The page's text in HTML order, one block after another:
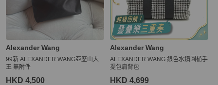
Alexander Wang
99新 ALEXANDER WANG亞歷山大
王 無附件
HKD 4,500
Alexander Wang
ALEXANDER WANG 銀色水鑽圓桶手
提包肩背包
HKD 4,699